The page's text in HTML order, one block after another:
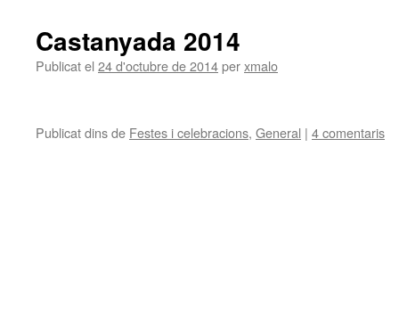
Castanyada 2014
Publicat el 24 d'octubre de 2014perxmalo
Publicat dins de Festes i celebracions, General | 4 comentaris